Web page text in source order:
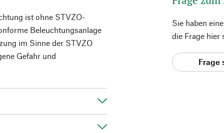
ist ohne STVZO-
Beleuchtungsanlage
im Sinne der STVZO
Gefahr und
Sie haben
die Frage hier
Frage